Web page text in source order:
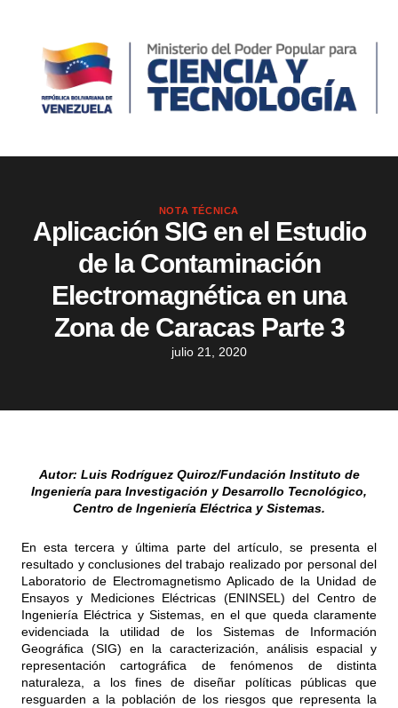
NOTA TÉCNICA
Aplicación SIG en el Estudio
de la Contaminación
Electromagnética en una
Zona de Caracas Parte 3
julio 21, 2020
Autor: Luis Rodríguez Quiroz/Fundación Instituto de
Ingeniería para Investigación y Desarrollo Tecnológico,
Centro de Ingeniería Eléctrica y Sistemas.
En esta tercera y última parte del artículo, se presenta el
resultado y conclusiones del trabajo realizado por personal del
Laboratorio de Electromagnetismo Aplicado de la Unidad de
Ensayos y Mediciones Eléctricas (ENINSEL) del Centro de
Ingeniería Eléctrica y Sistemas, en el que queda claramente
evidenciada la utilidad de los Sistemas de Información
Geográfica (SIG) en la caracterización, análisis espacial y
representación cartográfica de fenómenos de distinta
naturaleza, a los fines de diseñar políticas públicas que
resguarden a la población de los riesgos que representa la